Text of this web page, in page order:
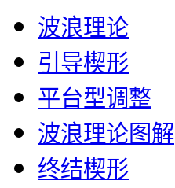
波浪理论
引导楔形
平台型调整
波浪理论图解
终结楔形